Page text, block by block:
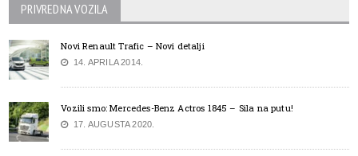
PRIVREDNA VOZILA
Novi Renault Trafic – Novi detalji
14. APRILA 2014.
Vozili smo: Mercedes-Benz Actros 1845 – Sila na putu!
17. AUGUSTA 2020.